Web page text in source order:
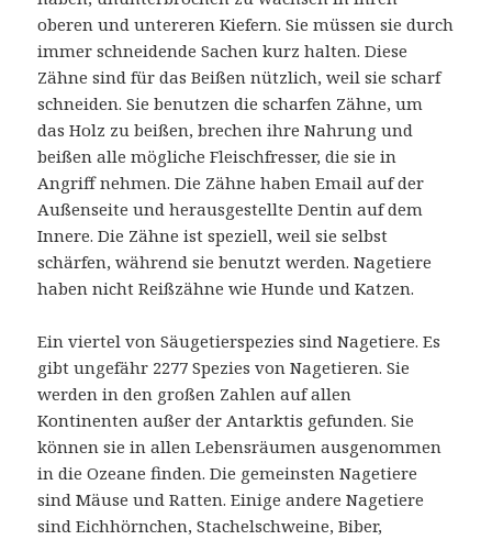
oberen und untereren Kiefern. Sie müssen sie durch
immer schneidende Sachen kurz halten. Diese
Zähne sind für das Beißen nützlich, weil sie scharf
schneiden. Sie benutzen die scharfen Zähne, um
das Holz zu beißen, brechen ihre Nahrung und
beißen alle mögliche Fleischfresser, die sie in
Angriff nehmen. Die Zähne haben Email auf der
Außenseite und herausgestellte Dentin auf dem
Innere. Die Zähne ist speziell, weil sie selbst
schärfen, während sie benutzt werden. Nagetiere
haben nicht Reißzähne wie Hunde und Katzen.
Ein viertel von Säugetierspezies sind Nagetiere. Es
gibt ungefähr 2277 Spezies von Nagetieren. Sie
werden in den großen Zahlen auf allen
Kontinenten außer der Antarktis gefunden. Sie
können sie in allen Lebensräumen ausgenommen
in die Ozeane finden. Die gemeinsten Nagetiere
sind Mäuse und Ratten. Einige andere Nagetiere
sind Eichhörnchen, Stachelschweine, Biber,